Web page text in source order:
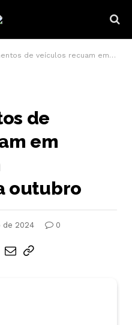
recuam em novembro em comparação a outubro
de
em
outubro
de 2024
0